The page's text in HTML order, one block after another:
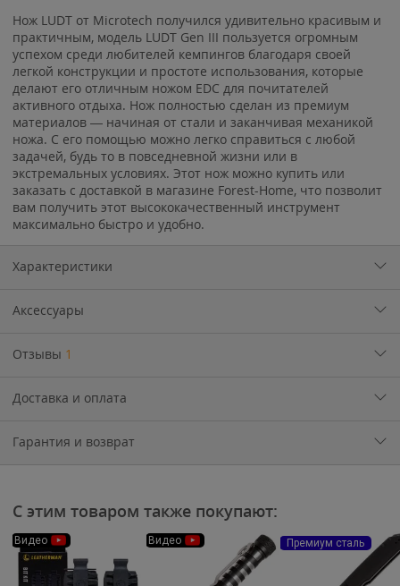
Нож LUDT от Microtech получился удивительно красивым и
практичным, модель LUDT Gen III пользуется огромным
успехом среди любителей кемпингов благодаря своей
легкой конструкции и простоте использования, которые
делают его отличным ножом EDC для почитателей
активного отдыха. Нож полностью сделан из премиум
материалов — начиная от стали и заканчивая механикой
ножа. С его помощью можно легко справиться с любой
задачей, будь то в повседневной жизни или в
экстремальных условиях. Этот нож можно купить или
заказать с доставкой в магазине Forest-Home, что позволит
вам получить этот высококачественный инструмент
максимально быстро и удобно.
Характеристики
Аксессуары
Отзывы 1
Доставка и оплата
Гарантия и возврат
С этим товаром также покупают:
Видео Видео Премиум сталь